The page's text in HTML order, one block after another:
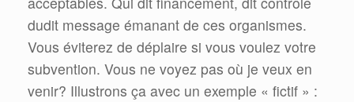
dudit message émanant de ces organismes.
Vous éviterez de déplaire si vous voulez votre
subvention. Vous ne voyez pas où je veux en
venir? Illustrons ça avec un exemple « fictif » :